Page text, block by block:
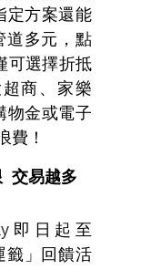
定方案還能
道多元，點
可選擇折抵
商、家樂
物金或電子
費！
交易越多
即日起至
」
回饋活